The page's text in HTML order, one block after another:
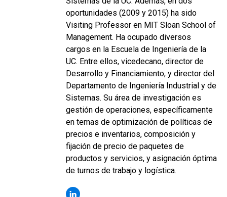
oportunidades (2009 y 2015) ha sido
Visiting Professor en MIT Sloan School of
Management. Ha ocupado diversos
cargos en la Escuela de Ingeniería de la
UC. Entre ellos, vicedecano, director de
Desarrollo y Financiamiento, y director del
Departamento de Ingeniería Industrial y de
Sistemas. Su área de investigación es
gestión de operaciones, específicamente
en temas de optimización de políticas de
precios e inventarios, composición y
fijación de precio de paquetes de
productos y servicios, y asignación óptima
de turnos de trabajo y logística.